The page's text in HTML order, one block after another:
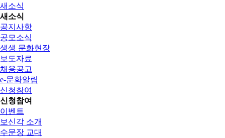
새소식
새소식
공지사항
공모소식
생생 문화현장
보도자료
채용공고
e-문화알림
신청참여
신청참여
이벤트
보신각 소개
수문장 교대